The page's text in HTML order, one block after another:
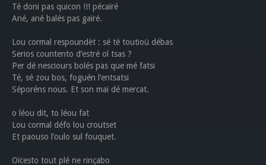
Té doni pas quicon !!! pécaïré
Ané, ané balés pas gaïré.
Lou cormal respoundèt : sé té toutioü débas
Serios countento d’estré ol tsas ?
Per dé nesciours bolés pas que mé fatsi
Té, sé zou bos, foguén l’entsatsi
Séporéns nous. Et son maï dé mercat.
o léou dit, to léou fat
Lou cormal défo lou croutset
Et paouso l’oulo sul fouquet.
Oïcesto tout plé ne rinçabo